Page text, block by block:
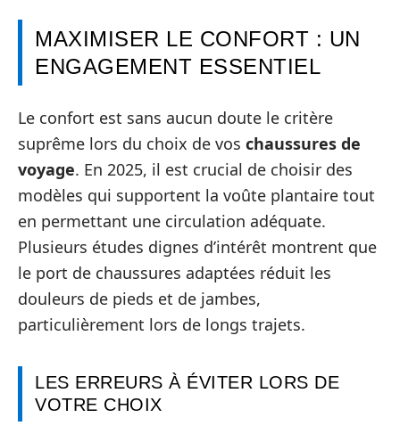
MAXIMISER LE CONFORT : UN
ENGAGEMENT ESSENTIEL
Le confort est sans aucun doute le critère
suprême lors du choix de vos chaussures de
voyage. En 2025, il est crucial de choisir des
modèles qui supportent la voûte plantaire tout
en permettant une circulation adéquate.
Plusieurs études dignes d’intérêt montrent que
le port de chaussures adaptées réduit les
douleurs de pieds et de jambes,
particulièrement lors de longs trajets.
LES ERREURS À ÉVITER LORS DE
VOTRE CHOIX